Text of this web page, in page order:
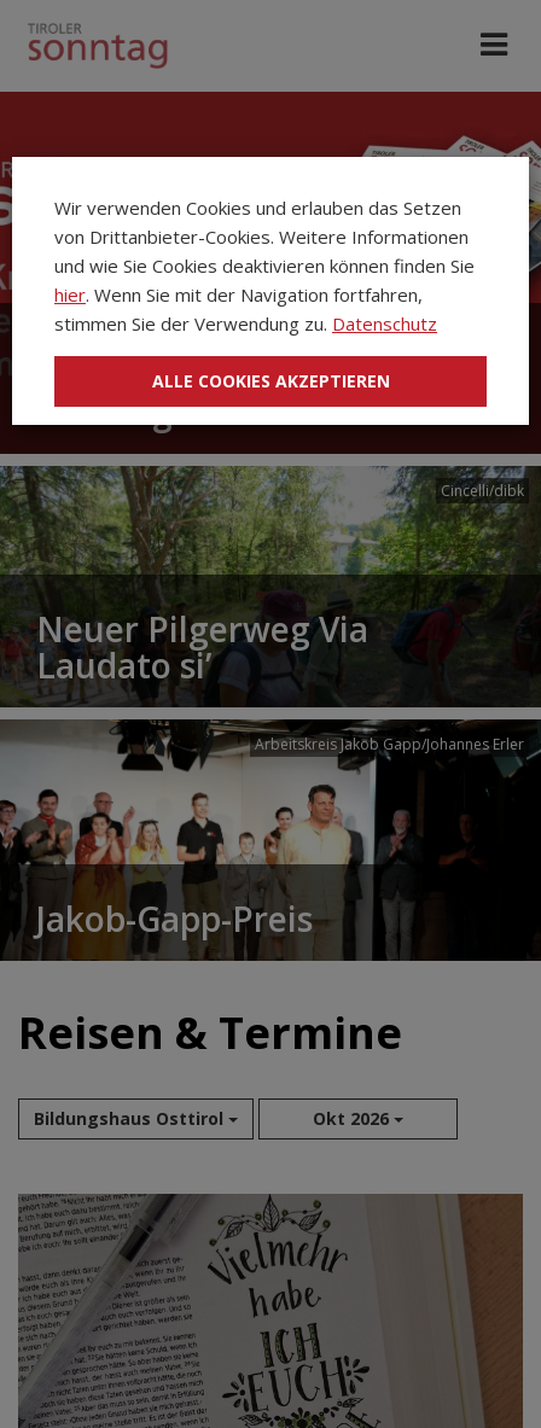
Die Kirchenzeitung Tiroler
Sonntag
Cincelli/dibk
Neuer Pilgerweg Via
Laudato si’
Arbeitskreis Jakob Gapp/Johannes Erler
Jakob-Gapp-Preis
Reisen & Termine
Bildungshaus Osttirol Okt 2026
Aug 2026
Sep 2026
Okt 2026
Nov 2026
Dez 2026
Jan 2027
Feb 2027
Mär 2027
Wir verwenden Cookies und erlauben das Setzen
von Drittanbieter-Cookies. Weitere Informationen
und wie Sie Cookies deaktivieren können finden Sie
hier. Wenn Sie mit der Navigation fortfahren,
stimmen Sie der Verwendung zu. Datenschutz
ALLE COOKIES AKZEPTIEREN